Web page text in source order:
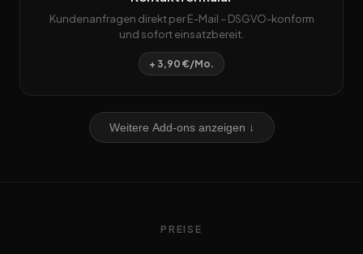
Kundenanfragen direkt per E-Mail – DSGVO-konform
und sofort einsatzbereit.
+ 3,90 €/Mo.
Weitere Add-ons anzeigen ↓
PREISE